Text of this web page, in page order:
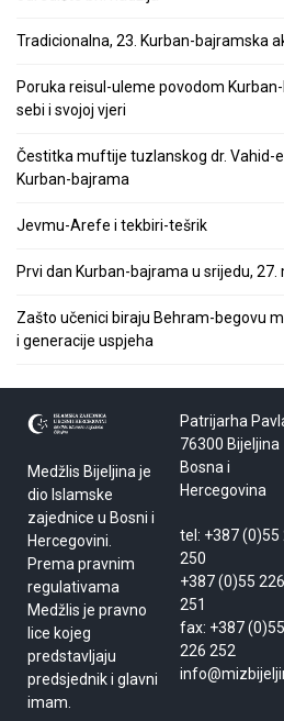
Tradicionalna, 23. Kurban-bajramska
Poruka reisul-uleme povodom
sebi i svojoj vjeri
Čestitka muftije tuzlanskog dr. Vahid-
Kurban-bajrama
Jevmu-Arefe i tekbiri-tešrik
Prvi dan Kurban-bajrama u srijedu, 27.
Zašto učenici biraju Behram-begovu
i generacije uspjeha
Medžlis Bijeljina je
dio Islamske
zajednice u Bosni i
Hercegovini.
Prema pravnim
regulativama
Medžlis je pravno
lice kojeg
predstavljaju
predsjednik i glavni
imam.
Patrijarha
76300 Bijeljina
Bosna i
Hercegovina
tel: +387 (0)55
250
+387 (0)55 226
251
fax: +387 (0)55
226 252